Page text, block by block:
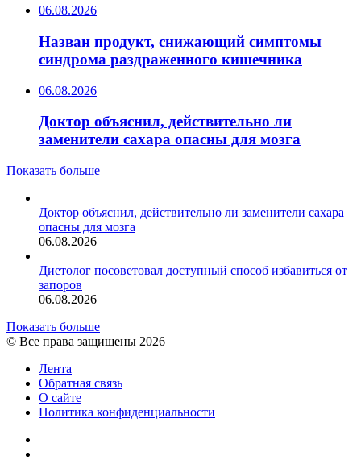
06.08.2026
Назван продукт, снижающий симптомы
синдрома раздраженного кишечника
06.08.2026
Доктор объяснил, действительно ли
заменители сахара опасны для мозга
Показать больше
Доктор объяснил, действительно ли заменители сахара
опасны для мозга
06.08.2026
Диетолог посоветовал доступный способ избавиться от
запоров
06.08.2026
Показать больше
© Все права защищены 2026
Лента
Обратная связь
О сайте
Политика конфиденциальности